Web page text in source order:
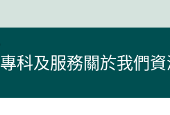
專科及服務關於我們